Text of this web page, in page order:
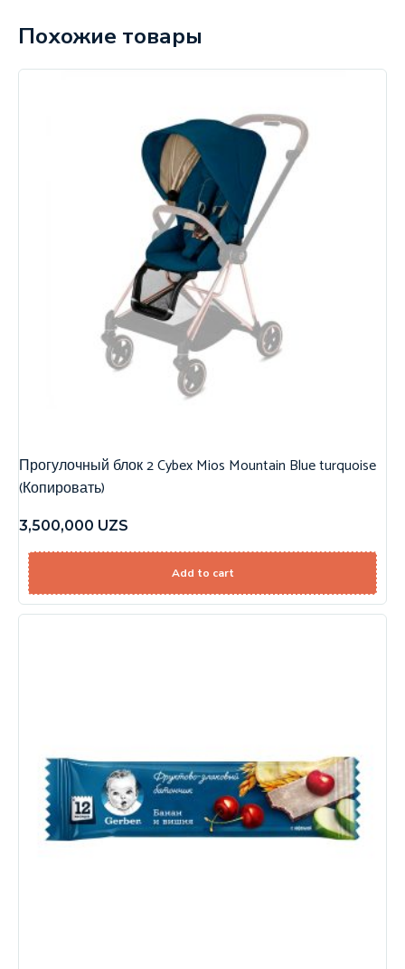
Похожие товары
Прогулочный блок 2 Cybex Mios Mountain Blue turquoise
(Копировать)
3,500,000 UZS
Add to cart